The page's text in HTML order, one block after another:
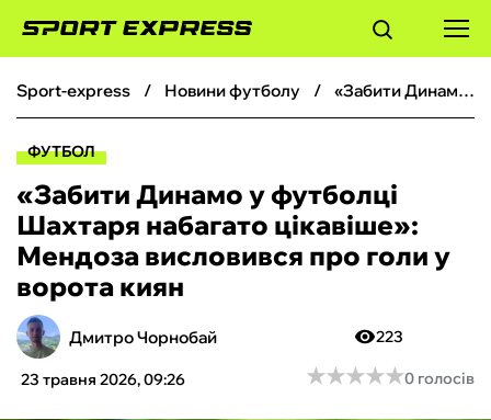
ФУТБОЛ
БОКС
ХОКЕЙ
ТЕНІС
КІБЕРСПОРТ
sport-express новини футболу «Забити Динамо у футболці Шахтаря набагато цікавіше»: Мендоза висловився про голи у ворота киян
ФУТБОЛ
«Забити Динамо у футболці
Шахтаря набагато цікавіше»:
Мендоза висловився про голи у
ворота киян
Дмитро Чорнобай
23 травня 2026, 09:26
223
★★★★★
★★★★★0 голосів